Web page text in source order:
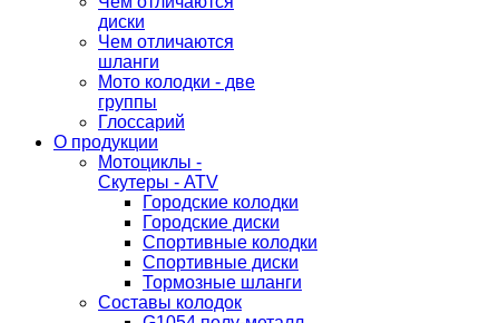
диски
Чем отличаются
шланги
Мото колодки - две
группы
Глоссарий
О продукции
Мотоциклы -
Скутеры - ATV
Городские колодки
Городские диски
Спортивные колодки
Спортивные диски
Тормозные шланги
Составы колодок